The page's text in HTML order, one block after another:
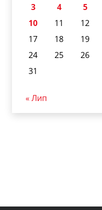
3
4 5
10
11 12
17
18 19
24
25 26
31
« Лип